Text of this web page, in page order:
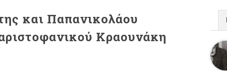
και Παπανικολάου
Κραουνάκη